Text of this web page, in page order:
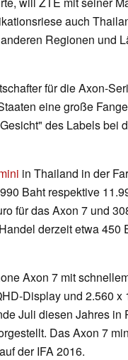
auch
Regionen und
für die Axon-
eine große
des Labels bei
in Thailand in der
Baht respektive
für das Axon 7 und
derzeit etwa 450
Axon 7 mit
Display und 2.560 x
Juli diesen Jahres in
Das Axon 7
der IFA 2016.